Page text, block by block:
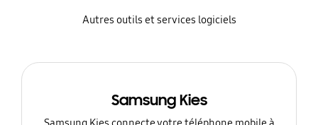
Autres outils et services logiciels
Samsung Kies